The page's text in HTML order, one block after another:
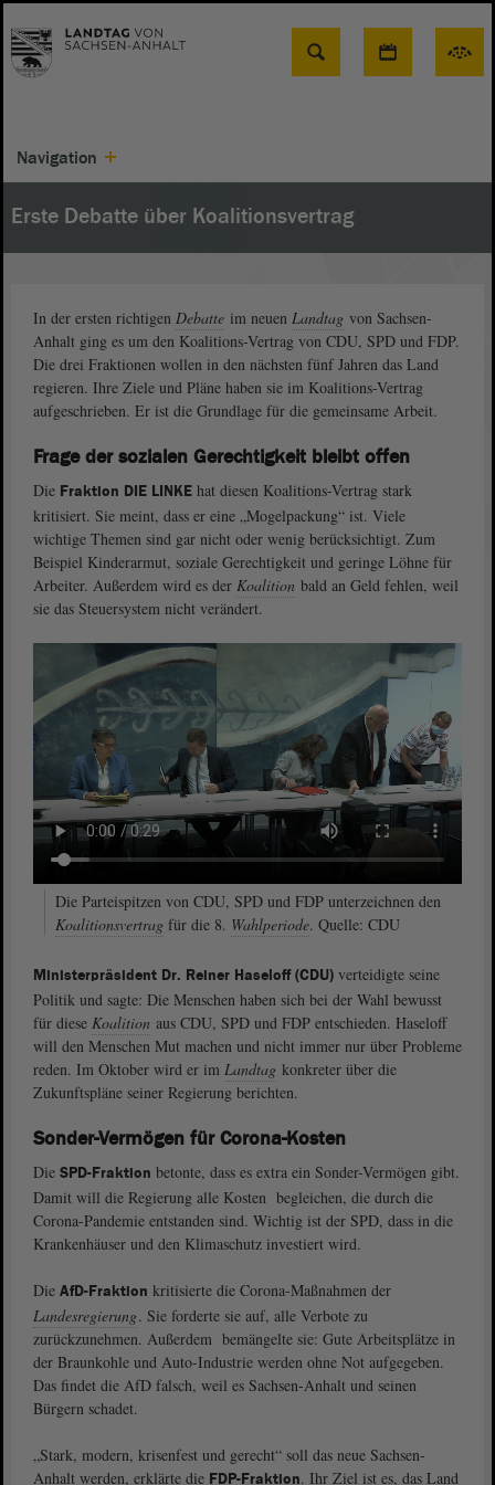
Suche
Navigation
Erste Debatte über Koalitionsvertrag
In der ersten richtigen Debatte im neuen Landtag von Sachsen-
Anhalt ging es um den Koalitions-Vertrag von CDU, SPD und FDP.
Die drei Fraktionen wollen in den nächsten fünf Jahren das Land
regieren. Ihre Ziele und Pläne haben sie im Koalitions-Vertrag
aufgeschrieben. Er ist die Grundlage für die gemeinsame Arbeit.
Frage der sozialen Gerechtigkeit bleibt offen
Die Fraktion DIE LINKE hat diesen Koalitions-Vertrag stark
kritisiert. Sie meint, dass er eine „Mogelpackung“ ist. Viele
wichtige Themen sind gar nicht oder wenig berücksichtigt. Zum
Beispiel Kinderarmut, soziale Gerechtigkeit und geringe Löhne für
Arbeiter. Außerdem wird es der Koalition bald an Geld fehlen, weil
sie das Steuersystem nicht verändert.
Die Parteispitzen von CDU, SPD und FDP unterzeichnen den
Koalitionsvertrag für die 8. Wahlperiode. Quelle: CDU
Ministerpräsident Dr. Reiner Haseloff (CDU) verteidigte seine
Politik und sagte: Die Menschen haben sich bei der Wahl bewusst
für diese Koalition aus CDU, SPD und FDP entschieden. Haseloff
will den Menschen Mut machen und nicht immer nur über Probleme
reden. Im Oktober wird er im Landtag konkreter über die
Zukunftspläne seiner Regierung berichten.
Sonder-Vermögen für Corona-Kosten
Die SPD-Fraktion betonte, dass es extra ein Sonder-Vermögen gibt.
Damit will die Regierung alle Kosten begleichen, die durch die
Corona-Pandemie entstanden sind. Wichtig ist der SPD, dass in die
Krankenhäuser und den Klimaschutz investiert wird.
Die AfD-Fraktion kritisierte die Corona-Maßnahmen der
Landesregierung. Sie forderte sie auf, alle Verbote zu
zurückzunehmen. Außerdem bemängelte sie: Gute Arbeitsplätze in
der Braunkohle und Auto-Industrie werden ohne Not aufgegeben.
Das findet die AfD falsch, weil es Sachsen-Anhalt und seinen
Bürgern schadet.
„Stark, modern, krisenfest und gerecht“ soll das neue Sachsen-
Anhalt werden, erklärte die FDP-Fraktion. Ihr Ziel ist es, das Land